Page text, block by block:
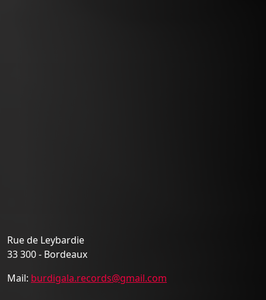
Rue de Leybardie
33 300 - Bordeaux
Mail: burdigala.records@gmail.com